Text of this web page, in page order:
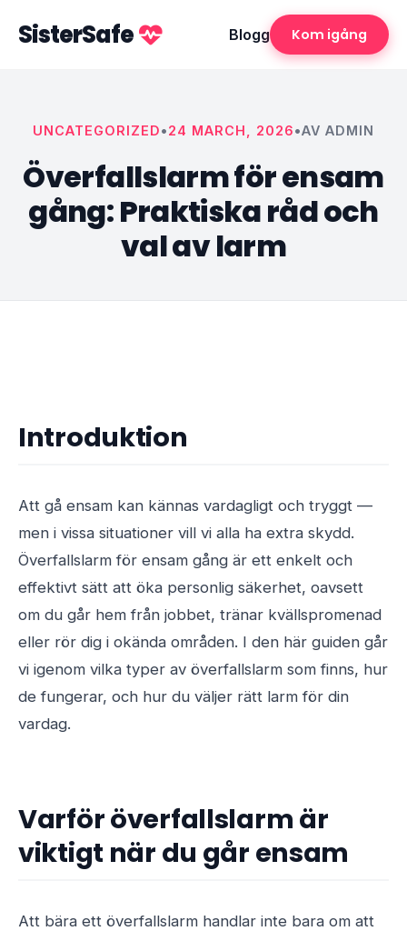
SisterSafe Blogg Kom igång
UNCATEGORIZED•24 MARCH, 2026•AV ADMIN
Överfallslarm för ensam
gång: Praktiska råd och
val av larm
Introduktion
Att gå ensam kan kännas vardagligt och tryggt —
men i vissa situationer vill vi alla ha extra skydd.
Överfallslarm för ensam gång är ett enkelt och
effektivt sätt att öka personlig säkerhet, oavsett
om du går hem från jobbet, tränar kvällspromenad
eller rör dig i okända områden. I den här guiden går
vi igenom vilka typer av överfallslarm som finns, hur
de fungerar, och hur du väljer rätt larm för din
vardag.
Varför överfallslarm är
viktigt när du går ensam
Att bära ett överfallslarm handlar inte bara om att